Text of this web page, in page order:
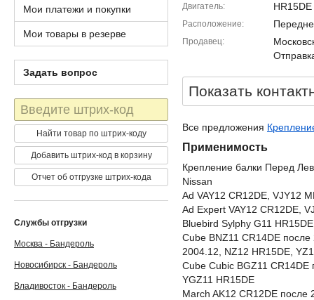
Двигатель HR15DE
Расположение
Продавец
Показать
Все предложения
Применимость
Крепление балки Перед Лев
Nissan
Ad VAY12 CR12DE, VJY12
Ad Expert VAY12 CR12DE,
Bluebird Sylphy G11
Cube BNZ11 CR14DE
2004.12, NZ12 HR15DE,
Cube Cubic BGZ11
YGZ11 HR15DE
March AK12 CR12DE после
Мои платежи и покупки
Мои товары в резерве
Задать вопрос
Штрих-
код
Найти товар по штрих-коду
Добавить штрих-код в корзину
Отчет об отгрузке штрих-кода
Службы отгрузки
Москва - Бандероль
Новосибирск - Бандероль
Владивосток - Бандероль